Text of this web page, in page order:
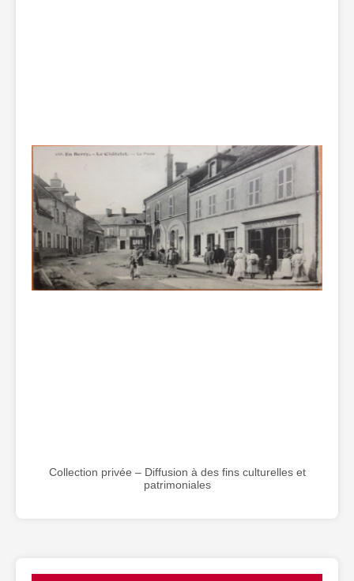
Collection privée – Diffusion à des fins culturelles et
patrimoniales